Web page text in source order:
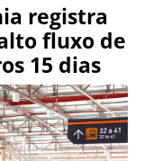
registra
fluxo de
15 dias